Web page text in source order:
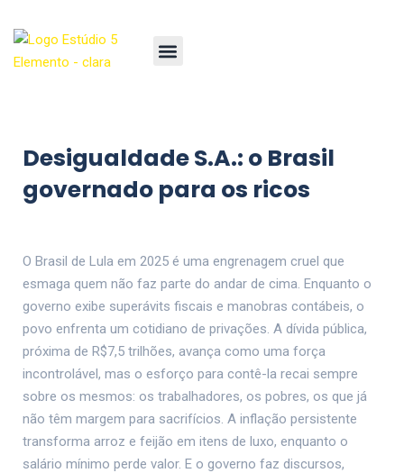
Desigualdade S.A.: o Brasil
governado para os ricos
O Brasil de Lula em 2025 é uma engrenagem cruel que
esmaga quem não faz parte do andar de cima. Enquanto o
governo exibe superávits fiscais e manobras contábeis, o
povo enfrenta um cotidiano de privações. A dívida pública,
próxima de R$7,5 trilhões, avança como uma força
incontrolável, mas o esforço para contê-la recai sempre
sobre os mesmos: os trabalhadores, os pobres, os que já
não têm margem para sacrifícios. A inflação persistente
transforma arroz e feijão em itens de luxo, enquanto o
salário mínimo perde valor. E o governo faz discursos,